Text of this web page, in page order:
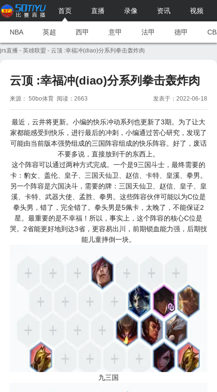
首页 直播 录像 资讯 视频
NBA 英超 西甲 意甲 法甲 德甲
jrs直播 - 英雄联盟 - 云顶 :幸福冲(diao)分系列拳击轰炸肉
云顶 :幸福冲(diao)分系列拳击轰炸肉
来源： 50bo体育 阅读：2663 发表于：2022-06-18
最近，云井将更新。小编的快乐冲动系列也更新了3期。为了让大
家都能感受到快乐，进行最后的冲刺，小编通过苦心研究，发现了
可能由当前版本强势组成的三国阵容组成的快乐阵容。好了，废话
不要多说，直接放到干的东西上。
这个阵容可以通过两种方式完成。一个是9三国斗士，最终需要的
卡：豹女、盖伦、皇子、三国天仙卫、赵信、卡特、皇溪、拳男。
另一个阵容是六国决斗，需要的牌：三国天仙卫、赵信、皇子、皇
溪、卡特、武器大使、孟胜、拳男。这些阵容伙伴可能以为C位是
拳头男，错了，完全错了。拳头男是5佩卡，太晚了，不能保证2
星。最重要的是不幸福！所以，事实上，这个阵容的核心C位是
哭。2省能更好地到达3省，更容易出川，前期锁血能力强，后期技
能儿童摔倒一块。
九三国